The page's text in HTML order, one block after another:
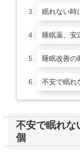
眠れない時
睡眠薬、安
睡眠改善の
不安で眠れ
不安で眠れな
個